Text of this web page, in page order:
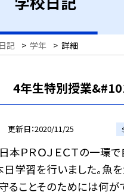
記 > 学年 > 詳細
4年生特別授業
更新日 2020/11/25
ＰＲＯＪＥＣＴの一環
日学習を行いました。魚
ることそのためには何が